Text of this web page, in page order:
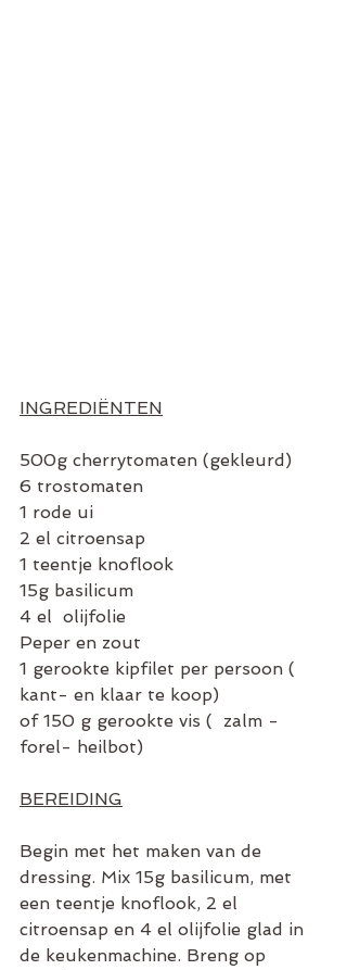
INGREDIËNTEN
500g cherrytomaten (gekleurd)
6 trostomaten
1 rode ui
2 el citroensap
1 teentje knoflook
15g basilicum
4 el  olijfolie
Peper en zout
1 gerookte kipfilet per persoon (
kant- en klaar te koop)
of 150 g gerookte vis (  zalm -
forel- heilbot)
BEREIDING
Begin met het maken van de
dressing. Mix 15g basilicum, met
een teentje knoflook, 2 el
citroensap en 4 el olijfolie glad in
de keukenmachine. Breng op